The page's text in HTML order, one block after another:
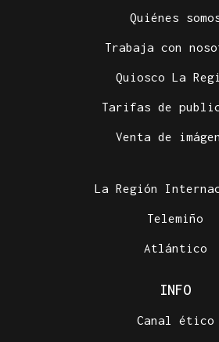
Quiénes
Trabaja con
Quiosco La
Tarifas de
Venta de
La Región
Telemiño
Atlántico
INFO
Canal ético